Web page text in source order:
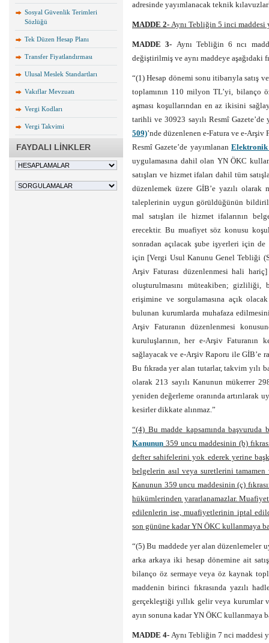
Sosyal Güvenlik Terimleri
Sözlüğü
Tek Düzen Hesap Planı
Transfer Fiyatlandırması
Ulusal Meslek Standartları
Vakıflar Mevzuatı
Vergi Kodları
Vergi Takvimi
FAYDALI LİNKLER
adresinde yayımlanacak teknik
MADDE 2- Aynı Tebliğin 5 inci maddesi
MADDE 3- Aynı Tebliğin 6 ncı
değiştirilmiş ve aynı maddeye aşağıdaki
“(1) Hesap dönemi sonu itibarıyla satış
toplamının 110 milyon TL’yi, bilanço
aşması koşullarından en az ikisini
tarihli ve 30923 sayılı Resmî Gazete’de
509)’nde düzenlenen e-Fatura ve e-
Resmî Gazete’de yayımlanan Elektronik
uygulamasına dahil olan YN ÖKC
satışları ve hizmet ifaları dahil tüm
düzenlemek üzere GİB’e yazılı
taleplerinin uygun görüldüğünün
mal satışları ile hizmet ifalarının
erecektir. Bu muafiyet söz konusu
sonradan açılacak şube işyerleri için
için [Vergi Usul Kanunu Genel Tebliği
Arşiv Faturası düzenlenmesi hali
oluşturulmasını müteakiben;
erişimine ve sorgulamasına açık
bulunan kurumlarda muhafaza
Arşiv Faturanın düzenlenmesi
kuruluşlarının, her e-Arşiv Faturanın
sağlayacak ve e-Arşiv Raporu ile GİB’e
Bu fıkrada yer alan tutarlar, takvim yılı
olarak 213 sayılı Kanunun mükerrer
yeniden değerleme oranında artırılarak
kesirler dikkate alınmaz.”
“(4) Bu madde kapsamında
Kanunun 359 uncu maddesinin (b)
defter sahifelerini yok ederek yerine
belgelerin asıl veya suretlerini
Kanunun 359 uncu maddesinin (ç)
hükümlerinden yararlanamazlar.
edilenlerin ise, muafiyetlerinin iptal
son gününe kadar YN ÖKC kullanmaya
“(5) Bu maddede yer alan düzenlemeler
arka arkaya iki hesap dönemine ait
bilanço öz sermaye veya öz kaynak
maddenin birinci fıkrasında yazılı
gerçekleştiği yıllık gelir veya kurumlar
ayın sonuna kadar YN ÖKC kullanmaya
MADDE 4- Aynı Tebliğin 7 nci maddesi